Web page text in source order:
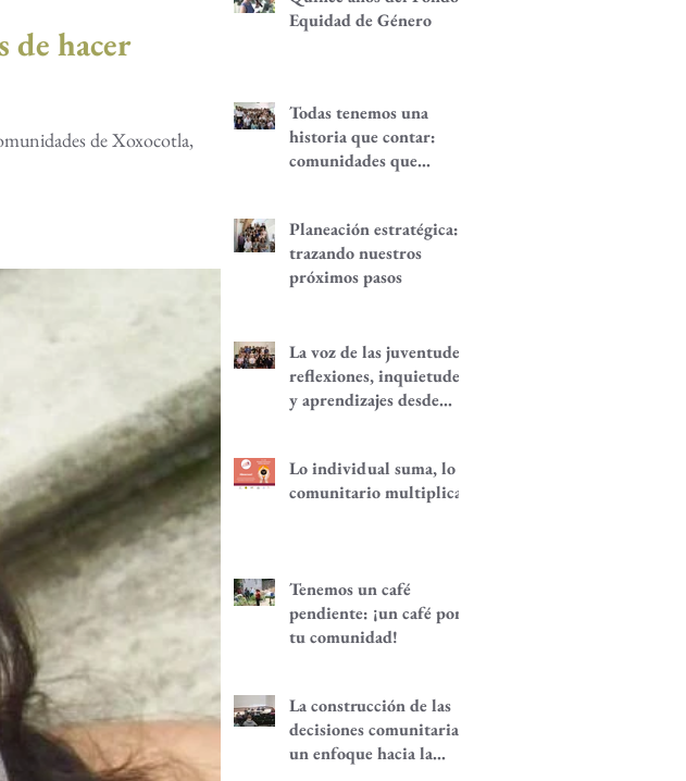
de hacer
de Xoxocotla,
económicas
Equidad de Género
Todas tenemos una
historia que contar:
comunidades que
Planeación estratégica:
trazando nuestros
próximos pasos
La voz de las juventudes:
reflexiones, inquietudes
y aprendizajes desde
Lo individual suma, lo
comunitario multiplica
Tenemos un café
pendiente: ¡un café por
tu comunidad!
La construcción de las
decisiones comunitarias,
un enfoque hacia la